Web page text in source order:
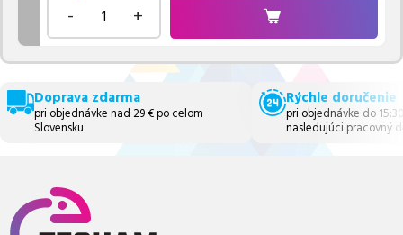
- +
Doprava zdarma
pri objednávke nad 29 € po celom
Slovensku.
Rýchle doručenie
pri objednávke do
nasledujúci pracovný